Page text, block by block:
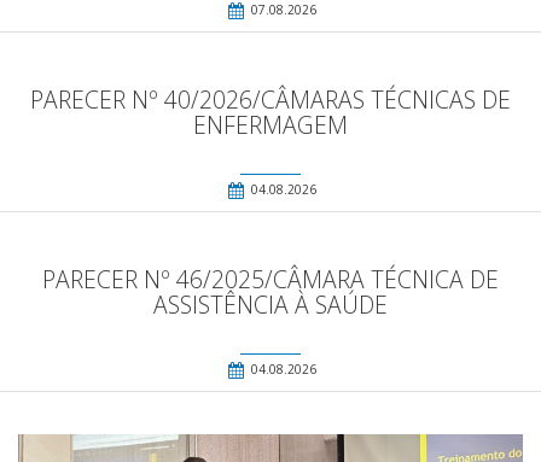
07.08.2026
PARECER Nº 40/2026/CÂMARAS TÉCNICAS DE
ENFERMAGEM
04.08.2026
PARECER Nº 46/2025/CÂMARA TÉCNICA DE
ASSISTÊNCIA À SAÚDE
04.08.2026